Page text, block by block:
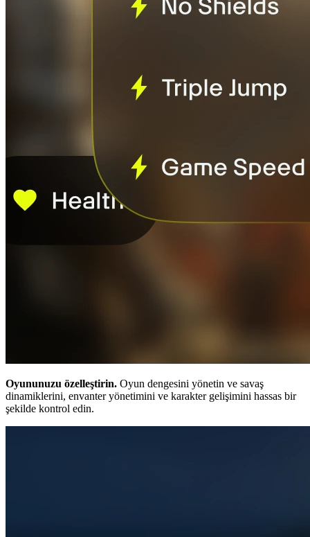
Oyununuzu özelleştirin. Oyun dengesini yönetin ve savaş
dinamiklerini, envanter yönetimini ve karakter gelişimini hassas bir
şekilde kontrol edin.